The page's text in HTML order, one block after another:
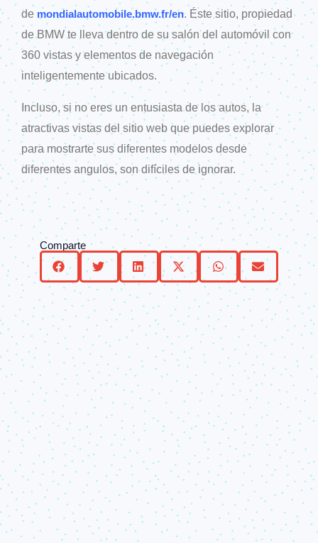
de mondialautomobile.bmw.fr/en. Éste sitio, propiedad
de BMW te lleva dentro de su salón del automóvil con
360 vistas y elementos de navegación
inteligentemente ubicados.
Incluso, si no eres un entusiasta de los autos, la
atractivas vistas del sitio web que puedes explorar
para mostrarte sus diferentes modelos desde
diferentes angulos, son difíciles de ignorar.
Comparte